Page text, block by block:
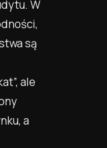
W
są
ale
a